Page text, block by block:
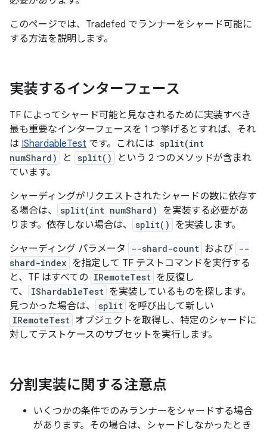
このページでは、Tradefed でランナーをシャード可能に
する方法を説明します。
実装するインターフェース
TF によってシャード可能と見なされるために実装すべき
最も重要なインターフェースを 1 つ挙げるとすれば、それ
は IShardableTest です。これには split(int
numShard)
と split()
という 2 つのメソッドが含まれ
ています。
シャーディングがリクエストされたシャードの数に依存す
る場合は、
split(int numShard)
を実装する必要があ
ります。依存しない場合は、
split()
を実装します。
シャーディング パラメータ
--shard-count および
--
shard-index を指定して TF テストコマンドを実行する
と、TF はすべての IRemoteTest を反復し
て、
IShardableTest を実装しているものを探します。
見つかった場合は、
split を呼び出して新しい
IRemoteTest オブジェクトを取得し、特定のシャードに
対してテストケースのサブセットを実行します。
分割実装に関する注意点
いくつかの条件でのみランナーをシャードする場合
があります。その場合は、シャードしなかったとき